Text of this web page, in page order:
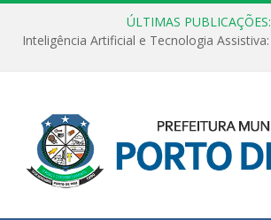
ÚLTIMAS PUBLICAÇÕES: